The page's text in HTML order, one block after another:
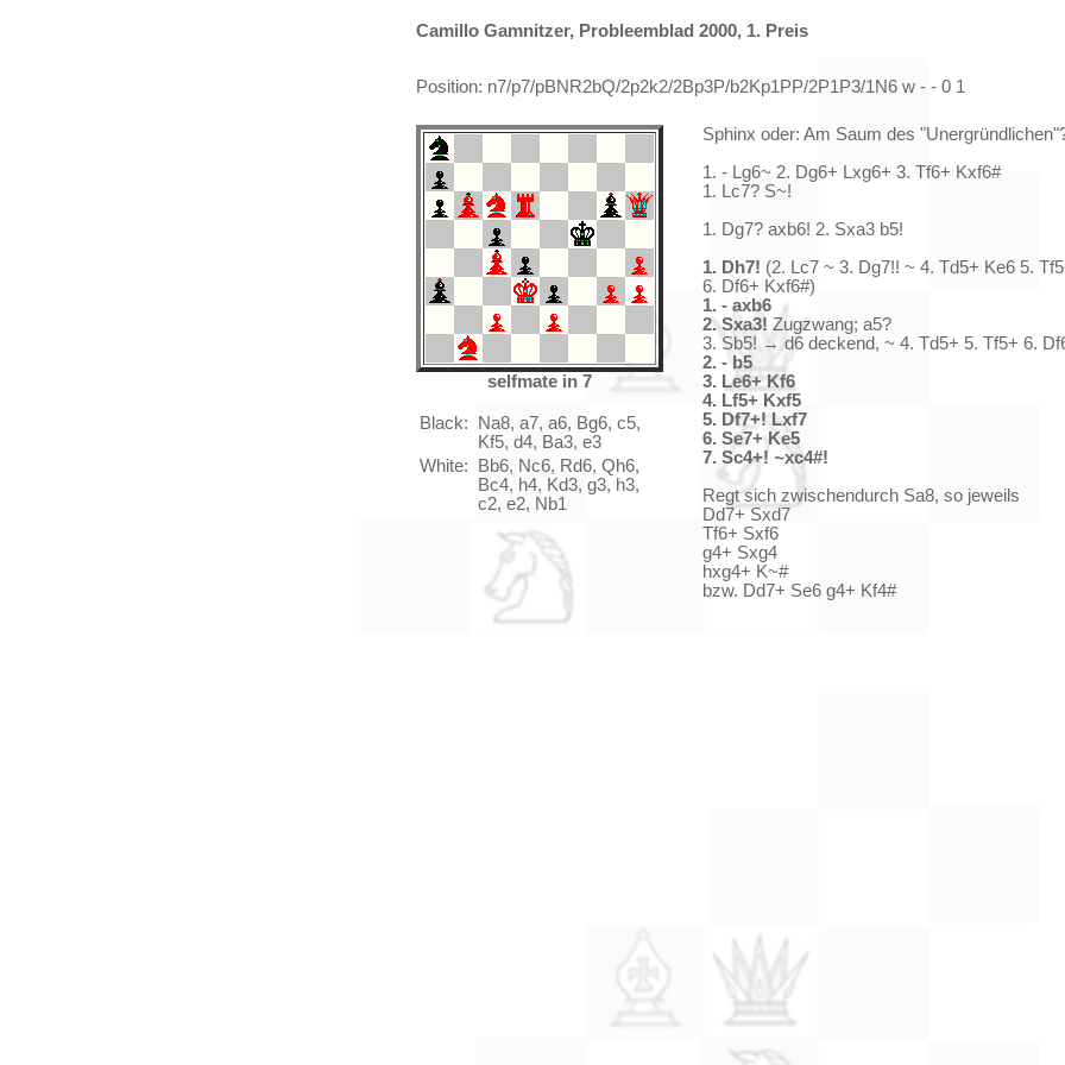
Camillo Gamnitzer, Probleemblad 2000, 1. Preis
Position: n7/p7/pBNR2bQ/2p2k2/2Bp3P/b2Kp1PP/2P1P3/1N6 w - - 0 1
selfmate in 7
Black:
Na8, a7, a6, Bg6, c5,
Kf5, d4, Ba3, e3
White:
Bb6, Nc6, Rd6, Qh6,
Bc4, h4, Kd3, g3, h3,
c2, e2, Nb1
Sphinx oder: Am Saum des
1. - Lg6~ 2. Dg6+ Lxg6+ 3. Tf6+ Kxf6#
1. Lc7? S~!
1. Dg7? axb6! 2. Sxa3 b5!
1. Dh7! (2. Lc7 ~ 3. Dg7!! ~ 4. Td5+ Ke6 5.
6. Df6+ Kxf6#)
1. - axb6
2. Sxa3! Zugzwang; a5?
3. Sb5! → d6 deckend, ~ 4. Td5+ 5. Tf5+ 6.
2. - b5
3. Le6+ Kf6
4. Lf5+ Kxf5
5. Df7+! Lxf7
6. Se7+ Ke5
7. Sc4+! ~xc4#!
Regt sich zwischendurch Sa8, so jeweils
Dd7+ Sxd7
Tf6+ Sxf6
g4+ Sxg4
hxg4+ K~#
bzw. Dd7+ Se6 g4+ Kf4#